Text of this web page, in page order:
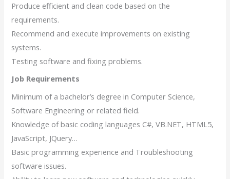
Produce efficient and clean code based on the
requirements.
Recommend and execute improvements on existing
systems.
Testing software and fixing problems.
Job Requirements
Minimum of a bachelor’s degree in Computer Science,
Software Engineering or related field.
Knowledge of basic coding languages C#, VB.NET, HTML5,
JavaScript, JQuery…
Basic programming experience and Troubleshooting
software issues.